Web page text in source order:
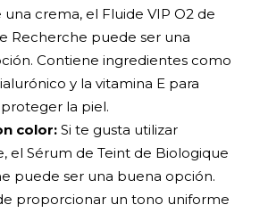
una crema, el Fluide VIP O2 de
Recherche puede ser una
Contiene ingredientes como
y la vitamina E para
la piel.
color: Si te gusta utilizar
el Sérum de Teint de Biologique
puede ser una buena opción.
proporcionar un tono uniforme